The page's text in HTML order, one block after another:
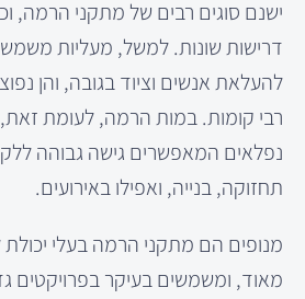
ישנם סוגים רבים של מתקני הרמה,
דרישות שונות. למשל, מעליות
להעלאת אנשים וציוד בגובה, והן
רבי קומות. במות הרמה, לעומת זאת,
נפלאים המאפשרים גישה גבוהה
תחזוקה, בנייה, ואפילו באירועים.
מנופים הם מתקני הרמה בעלי
מאוד, ומשמשים בעיקר בפרויקטים